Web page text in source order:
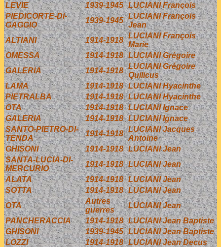
LEVIE
1939-1945 LUCIANI François
PIEDICORTE-DI-
GAGGIO
1939-1945
LUCIANI François
Jean
ALTIANI
1914-1918
LUCIANI François
Marie
OMESSA
1914-1918 LUCIANI Grégoire
GALERIA
1914-1918
LUCIANI Grégoire
Quilicus
LAMA
1914-1918 LUCIANI Hyacinthe
PIETRALBA
1914-1918 LUCIANI Hyacinthe
OTA
1914-1918 LUCIANI Ignace
GALERIA
1914-1918 LUCIANI Ignace
SANTO-PIETRO-DI-
TENDA
1914-1918
LUCIANI Jacques
Antoine
GHISONI
1914-1918 LUCIANI Jean
SANTA-LUCIA-DI-
MERCURIO
1914-1918 LUCIANI Jean
ALATA
1914-1918 LUCIANI Jean
SOTTA
1914-1918 LUCIANI Jean
OTA
Autres
guerres
LUCIANI Jean
PANCHERACCIA
1914-1918 LUCIANI Jean Baptiste
GHISONI
1939-1945 LUCIANI Jean Baptiste
LOZZI
1914-1918 LUCIANI Jean Decus